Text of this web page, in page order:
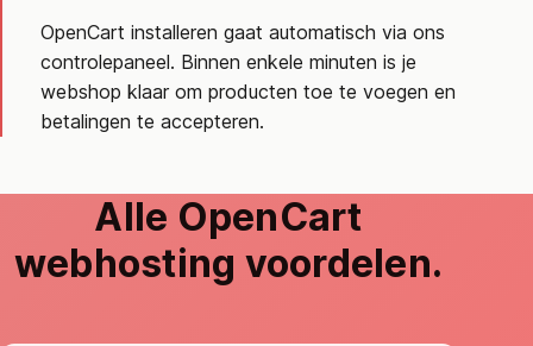
OpenCart installeren gaat automatisch via ons
controlepaneel. Binnen enkele minuten is je
webshop klaar om producten toe te voegen en
betalingen te accepteren.
Alle OpenCart
webhosting voordelen.